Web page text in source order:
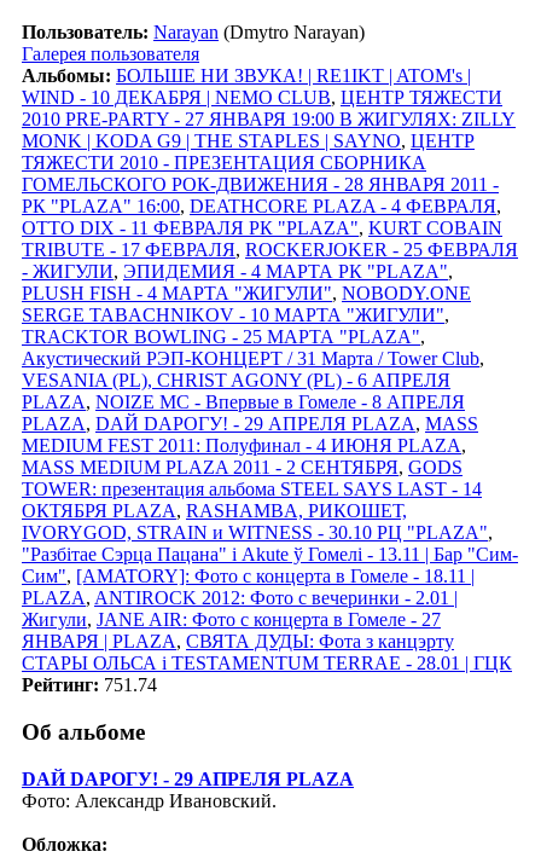
Пользователь: Narayan (Dmytro Narayan)
Галерея пользователя
Альбомы: БОЛЬШЕ НИ ЗВУКА! | RE1IKT | ATOM's |
WIND - 10 ДЕКАБРЯ | NEMO CLUB, ЦЕНТР ТЯЖЕСТИ
2010 PRE-PARTY - 27 ЯНВАРЯ 19:00 В ЖИГУЛЯХ: ZILLY
MONK | KODA G9 | THE STAPLES | SAYNO, ЦЕНТР
ТЯЖЕСТИ 2010 - ПРЕЗЕНТАЦИЯ СБОРНИКА
ГОМЕЛЬСКОГО РОК-ДВИЖЕНИЯ - 28 ЯНВАРЯ 2011 -
РК "PLAZA" 16:00, DEATHCORE PLAZA - 4 ФЕВРАЛЯ,
OTTO DIX - 11 ФЕВРАЛЯ РК "PLAZA", KURT COBAIN
TRIBUTE - 17 ФЕВРАЛЯ, ROCKERJOKER - 25 ФЕВРАЛЯ
- ЖИГУЛИ, ЭПИДЕМИЯ - 4 МАРТА РК "PLAZA",
PLUSH FISH - 4 МАРТА "ЖИГУЛИ", NOBODY.ONE
SERGE TABACHNIKOV - 10 МАРТА "ЖИГУЛИ",
TRACKTOR BOWLING - 25 МАРТА "PLAZA",
Акустический РЭП-КОНЦЕРТ / 31 Марта / Tower Club,
VESANIA (PL), CHRIST AGONY (PL) - 6 АПРЕЛЯ
PLAZA, NOIZE MC - Впервые в Гомеле - 8 АПРЕЛЯ
PLAZA, DАЙ DАРОГУ! - 29 АПРЕЛЯ PLAZA, MASS
MEDIUM FEST 2011: Полуфинал - 4 ИЮНЯ PLAZA,
MASS MEDIUM PLAZA 2011 - 2 СЕНТЯБРЯ, GODS
TOWER: презентация альбома STEEL SAYS LAST - 14
ОКТЯБРЯ PLAZA, RASHAMBA, РИКОШЕТ,
IVORYGOD, STRAIN и WITNESS - 30.10 РЦ "PLAZA",
"Разбітае Сэрца Пацана" і Akute ў Гомелi - 13.11 | Бар "Сим-
Сим", [AMATORY]: Фото с концерта в Гомеле - 18.11 |
PLAZA, ANTIROCK 2012: Фото с вечеринки - 2.01 |
Жигули, JANE AIR: Фото с концерта в Гомеле - 27
ЯНВАРЯ | PLAZA, СВЯТА ДУДЫ: Фота з канцэрту
СТАРЫ ОЛЬСА i TESTAMENTUM TERRAE - 28.01 | ГЦК
Рейтинг: 751.74
Об альбоме
DАЙ DАРОГУ! - 29 АПРЕЛЯ PLAZA
Фото: Александр Ивановский.
Обложка: